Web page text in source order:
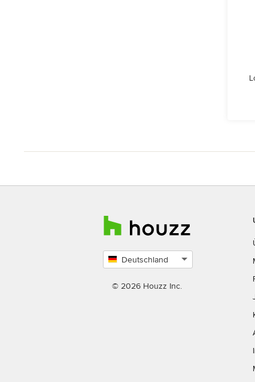
Deutschland
auswählen
© 2026 Houzz Inc.